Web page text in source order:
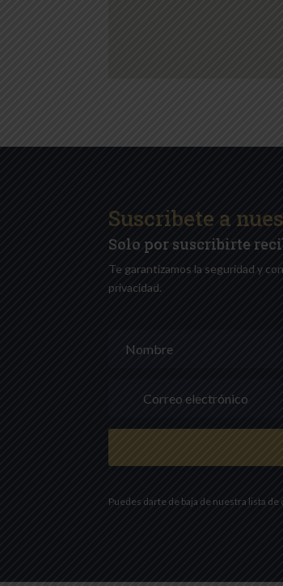
Suscribete a
Solo por suscribirte
Te garantizamos la seguridad y
privacidad.
Puedes darte de baja de nuestra lista